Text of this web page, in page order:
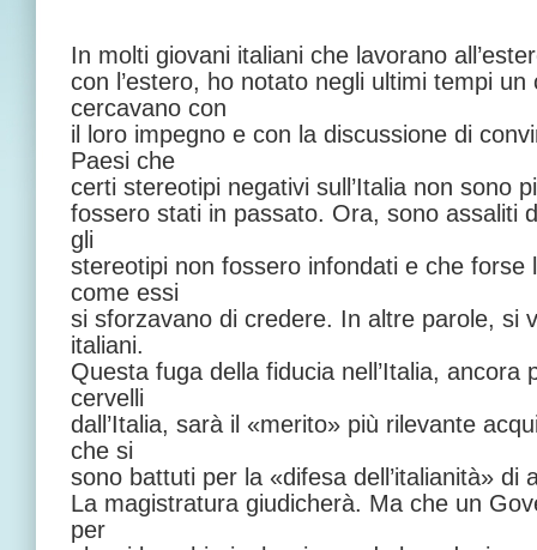
In molti giovani italiani che lavorano
con l’estero, ho notato negli ultimi tempi
cercavano con
il loro impegno e con la discussione di
Paesi che
certi stereotipi negativi sull’Italia non sono
fossero stati in passato. Ora, sono assaliti
gli
stereotipi non fossero infondati e che forse
come essi
si sforzavano di credere. In altre parole, si
italiani.
Questa fuga della fiducia nell’Italia, ancora
cervelli
dall’Italia, sarà il «merito» più rilevante
che si
sono battuti per la «difesa dell’italianità» di
La magistratura giudicherà. Ma che un
per